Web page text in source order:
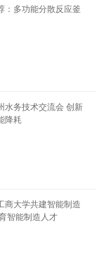
：多功能分散反应釜
水务技术交流会 创新
降耗
商大学共建智能制造
智能制造人才